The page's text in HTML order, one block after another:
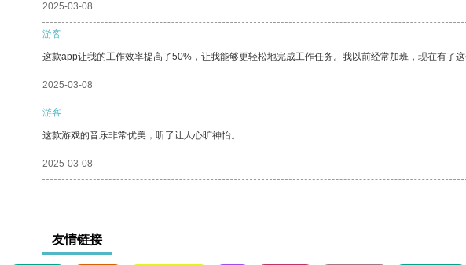
2025-03-08
游客
这款app让我的工作效率提高了50%，让我能够更轻松地完成工作任务。我以前经常加班，现在有了
2025-03-08
游客
这款游戏的音乐非常优美，听了让人心旷神怡。
2025-03-08
友情链接